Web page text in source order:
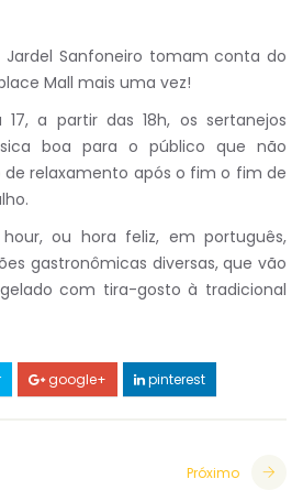
Jardel Sanfoneiro tomam conta do
Mall mais uma vez!
a partir das 18h, os sertanejos
boa para o público que não
relaxamento após o fim o fim de
ou hora feliz, em português,
gastronômicas diversas, que vão
com tira-gosto à tradicional
google+ pinterest
Próximo